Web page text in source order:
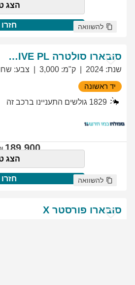
הצג
להשוואה
סובארו סולטרה EXCLUSIVE PL
שנת:
2024 ק"מ:
3,000 צבע:
יד ראשונה
1829 גולשים התעניינו ברכב זה
189,900
הצג
להשוואה
סובארו פורסטר X